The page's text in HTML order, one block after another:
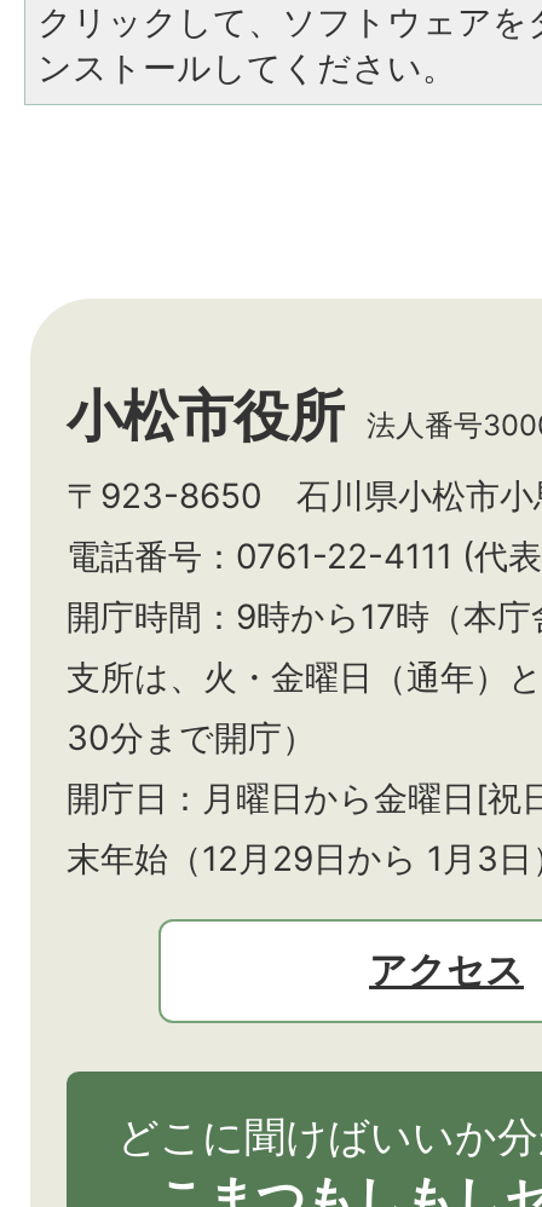
クリックして、ソフトウェア
ンストールしてください。
小松市役所 法人番号
〒923-8650 石川県小松市小
電話番号：0761-22-4111 (代
開庁時間：9時から17時（本
支所は、火・金曜日（通年）と
30分まで開庁）
開庁日：月曜日から金曜日[祝
末年始（12月29日から 1月3
アクセス
どこに聞けばいいか